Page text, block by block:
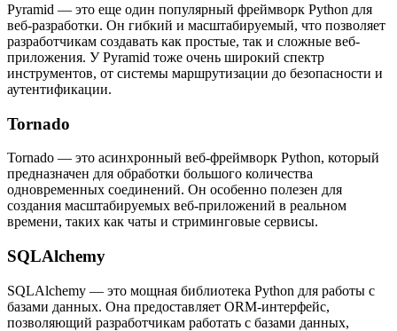
Pyramid — это еще один популярный фреймворк Python для
веб-разработки. Он гибкий и масштабируемый, что позволяет
разработчикам создавать как простые, так и сложные веб-
приложения. У Pyramid тоже очень широкий спектр
инструментов, от системы маршрутизации до безопасности и
аутентификации.
Tornado
Tornado — это асинхронный веб-фреймворк Python, который
предназначен для обработки большого количества
одновременных соединений. Он особенно полезен для
создания масштабируемых веб-приложений в реальном
времени, таких как чаты и стриминговые сервисы.
SQLAlchemy
SQLAlchemy — это мощная библиотека Python для работы с
базами данных. Она предоставляет ORM-интерфейс,
позволяющий разработчикам работать с базами данных,